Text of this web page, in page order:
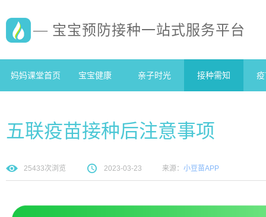
— 宝宝预防接种一站式服务平台
妈妈课堂首页 宝宝健康 亲子时光 接种需知
五联疫苗接种后注意事项
25433次浏览 2023-03-23 来源： 小豆苗APP